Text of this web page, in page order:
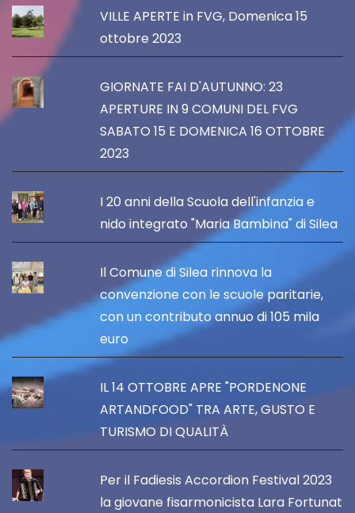
VILLE APERTE in FVG, Domenica 15
ottobre 2023
GIORNATE FAI D'AUTUNNO: 23
APERTURE IN 9 COMUNI DEL FVG
SABATO 15 E DOMENICA 16 OTTOBRE
2023
I 20 anni della Scuola dell'infanzia e
nido integrato "Maria Bambina" di Silea
Il Comune di Silea rinnova la
convenzione con le scuole paritarie,
con un contributo annuo di 105 mila
euro
IL 14 OTTOBRE APRE "PORDENONE
ARTANDFOOD" TRA ARTE, GUSTO E
TURISMO DI QUALITÀ
Per il Fadiesis Accordion Festival 2023
la giovane fisarmonicista Lara Fortunat